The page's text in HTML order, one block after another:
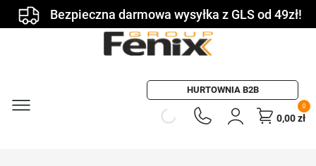
Bezpieczna darmowa wysyłka z GLS od 49zł!
HURTOWNIA B2B
0
0,00zł